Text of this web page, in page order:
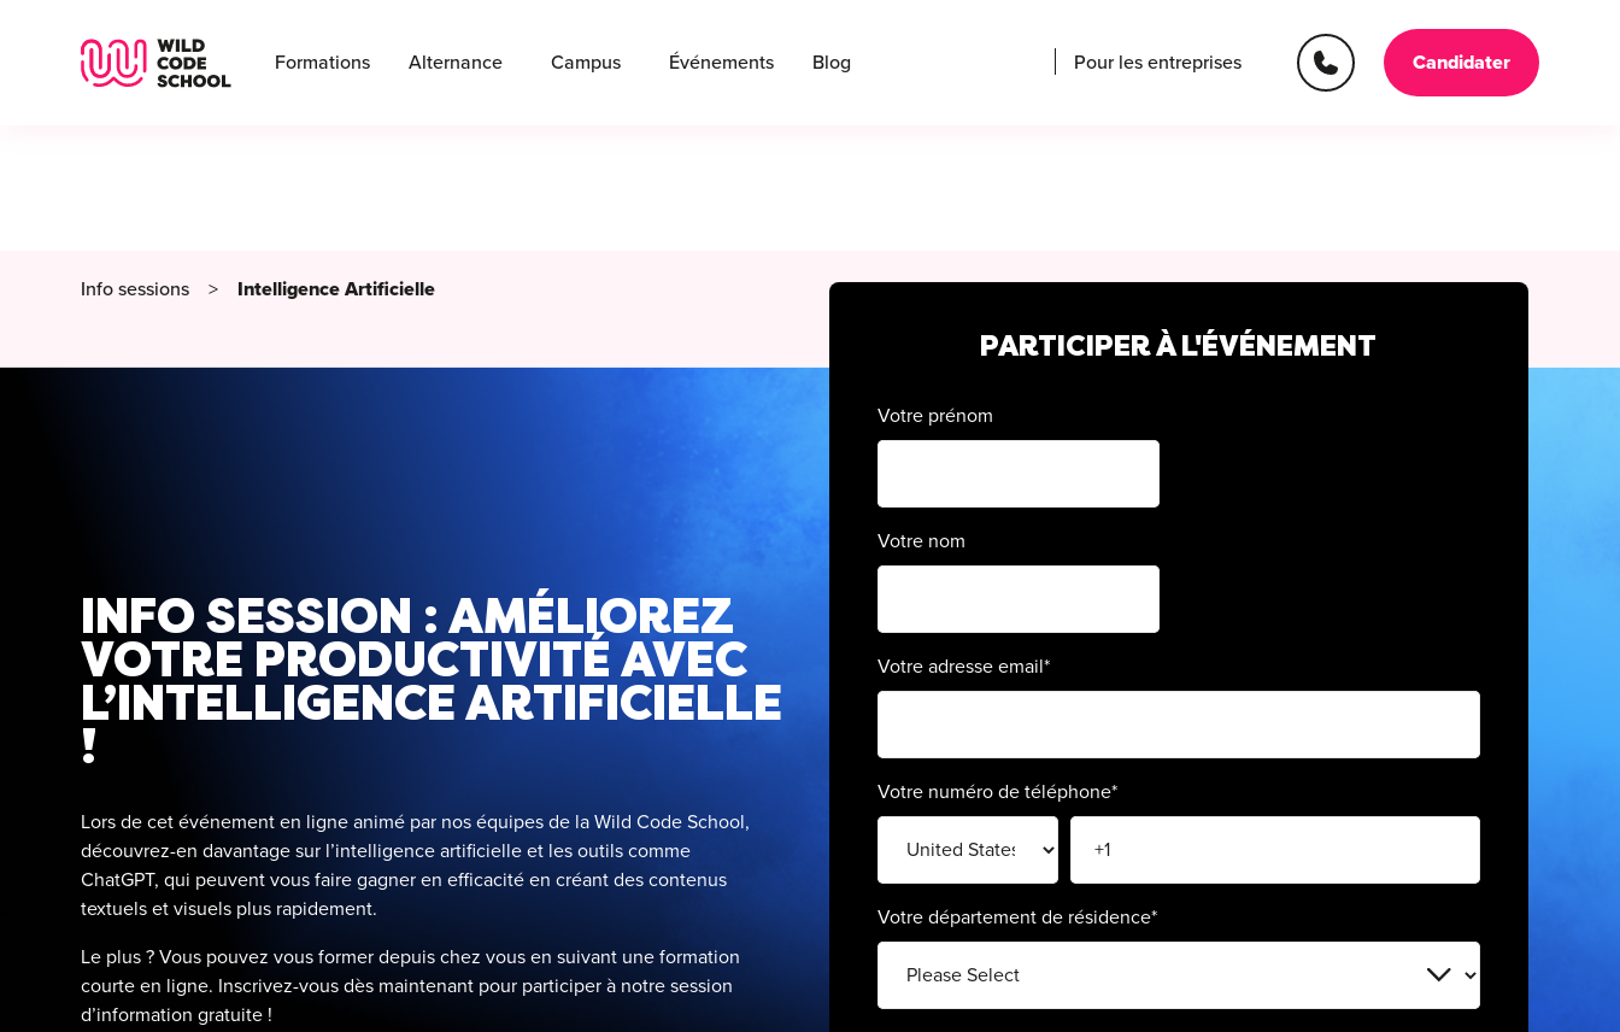
Wild Code School Header Logo
Formations Alternance Campus Événements Blog Pour les entreprises Candidater
Info sessions > Intelligence Artificielle
INFO SESSION : AMÉLIOREZ
VOTRE PRODUCTIVITÉ AVEC
L’INTELLIGENCE ARTIFICIELLE
!
Lors de cet événement en ligne animé par nos équipes de la Wild Code School,
découvrez-en davantage sur l’intelligence artificielle et les outils comme
ChatGPT, qui peuvent vous faire gagner en efficacité en créant des contenus
textuels et visuels plus rapidement.
Le plus ? Vous pouvez vous former depuis chez vous en suivant une formation
courte en ligne. Inscrivez-vous dès maintenant pour participer à notre session
d’information gratuite !
PARTICIPER À L'ÉVÉNEMENT
Votre prénom
Votre nom
Votre adresse email*
Votre numéro de téléphone*
Votre département de résidence*